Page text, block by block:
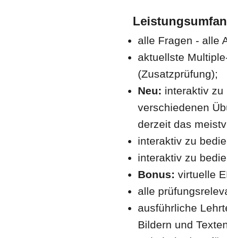
alle Fragen - alle
aktuellste
(Zusatzprüfung);
Neu: interaktiv zu
verschiedenen
derzeit das
interaktiv zu
interaktiv zu
Bonus: virtuelle
alle
ausführliche
Bildern und